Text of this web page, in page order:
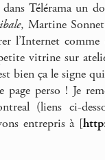
Télérama un
, Martine
l’Internet
vitrine sur
bien ça le signe
perso ! Je
(liens ci-
entrepris à [